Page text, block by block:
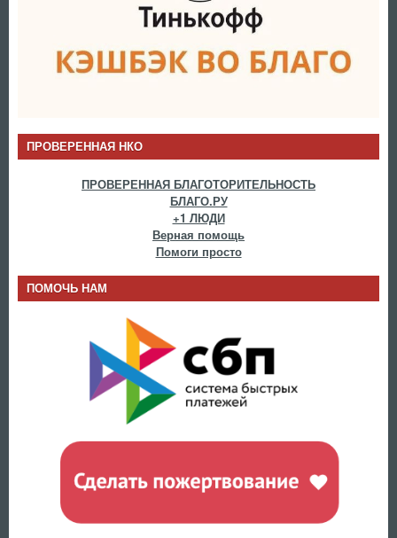
ПРОВЕРЕННАЯ НКО
ПРОВЕРЕННАЯ БЛАГОТОРИТЕЛЬНОСТЬ
БЛАГО.РУ
+1 ЛЮДИ
Верная помощь
Помоги просто
ПОМОЧЬ НАМ